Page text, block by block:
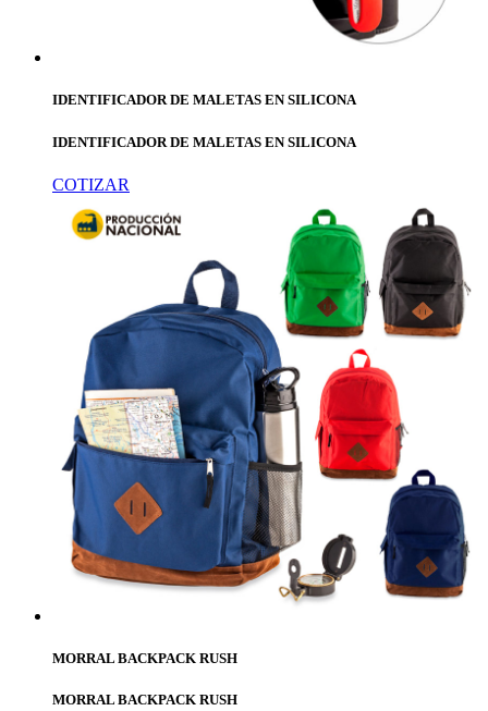
IDENTIFICADOR DE MALETAS EN SILICONA
IDENTIFICADOR DE MALETAS EN SILICONA
COTIZAR
MORRAL BACKPACK RUSH
MORRAL BACKPACK RUSH